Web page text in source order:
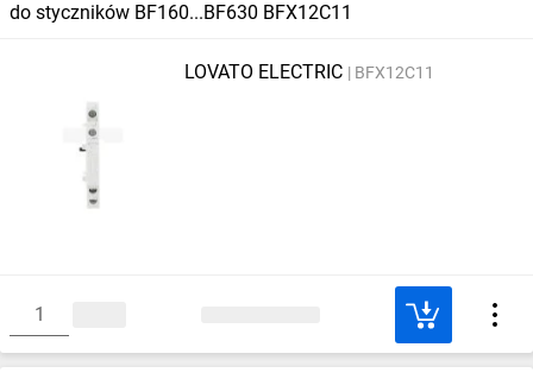
do styczników BF160...BF630 BFX12C11
LOVATO ELECTRIC BFX12C11